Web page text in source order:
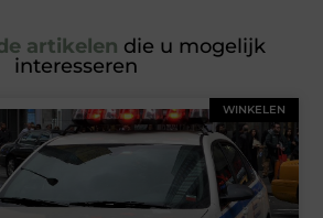
artikelen die u mogelijk
interesseren
WINKELEN